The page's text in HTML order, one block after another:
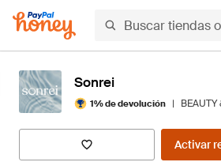
Sonrei
1% de devolución | BEAUTY
Activar